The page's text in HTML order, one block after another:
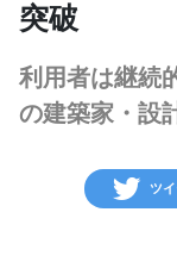
突破
利用者は継続
の建築家・設
ツ